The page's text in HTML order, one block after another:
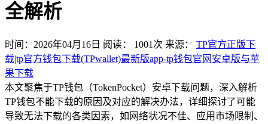
全解析
时间：2026年04月16日 阅读： 1001 次 来源： TP官方正版下
载|tp官方钱包下载(TPwallet)最新版app-tp钱包官网安卓版与苹
果下载
本文聚焦于TP钱包（TokenPocket）安卓下载问题，深入解析
TP钱包不能下载的原因及对应的解决办法，详细探讨了可能
导致无法下载的各类因素，如网络状况不佳、应用市场限制、